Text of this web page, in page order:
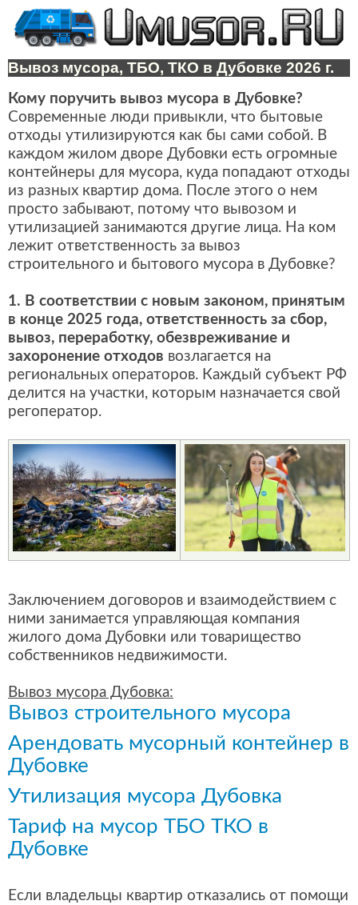
Вывоз мусора, ТБО, ТКО в Дубовке 2026 г.
Кому поручить вывоз мусора в Дубовке?
Современные люди привыкли, что бытовые
отходы утилизируются как бы сами собой. В
каждом жилом дворе Дубовки есть огромные
контейнеры для мусора, куда попадают отходы
из разных квартир дома. После этого о нем
просто забывают, потому что вывозом и
утилизацией занимаются другие лица. На ком
лежит ответственность за вывоз
строительного и бытового мусора в Дубовке?
1. В соответствии с новым законом, принятым
в конце 2025 года, ответственность за сбор,
вывоз, переработку, обезвреживание и
захоронение отходов возлагается на
региональных операторов. Каждый субъект РФ
делится на участки, которым назначается свой
регоператор.
Заключением договоров и взаимодействием с
ними занимается управляющая компания
жилого дома Дубовки или товарищество
собственников недвижимости.
Вывоз мусора Дубовка:
Вывоз строительного мусора
Арендовать мусорный контейнер в
Дубовке
Утилизация мусора Дубовка
Тариф на мусор ТБО ТКО в
Дубовке
Если владельцы квартир отказались от помощи